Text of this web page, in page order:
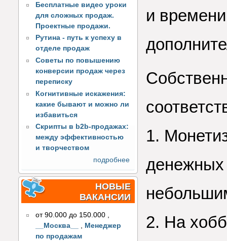
Бесплатные видео уроки
для сложных продаж.
Проектные продажи.
Рутина - путь к успеху в
отделе продаж
Советы по повышению
конверсии продаж через
переписку
Когнитивные искажения:
какие бывают и можно ли
избавиться
Скрипты в b2b-продажах:
между эффективностью
и творчеством
подробнее
НОВЫЕ
ВАКАНСИИ
от 90.000 до 150.000 ,
__Москва__
, Менеджер
по продажам
и
1.
денежных
2. На